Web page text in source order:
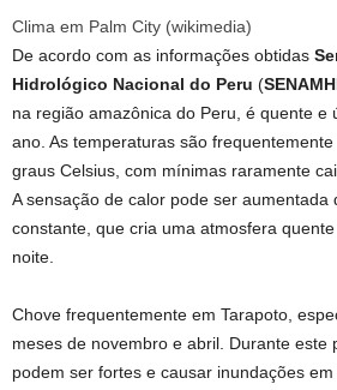
Clima em Palm City (wikimedia)
De acordo com as informações obtidas
Hidrológico Nacional do Peru (
na região amazônica do Peru, é quente e
ano. As temperaturas são
graus Celsius, com mínimas raramente
A sensação de calor pode ser aumentada
constante, que cria uma atmosfera
noite.
Chove frequentemente em Tarapoto,
meses de novembro e abril. Durante este
podem ser fortes e causar inundações